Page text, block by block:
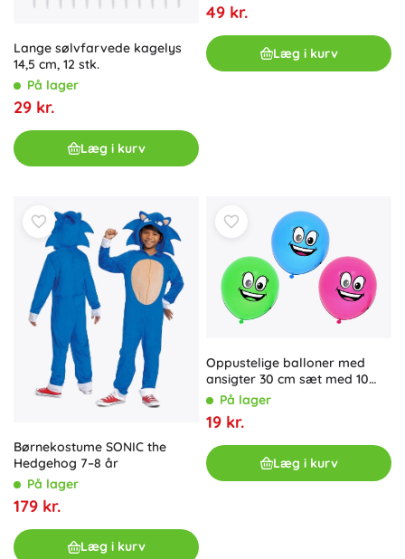
Lange sølvfarvede kagelys
14,5 cm, 12 stk.
På lager
29 kr.
Læg i kurv
49 kr.
Læg i kurv
Børnekostume SONIC the
Hedgehog 7–8 år
På lager
179 kr.
Læg i kurv
Oppustelige balloner med
ansigter 30 cm sæt med 10
stk.På lager
19 kr.
Læg i kurv